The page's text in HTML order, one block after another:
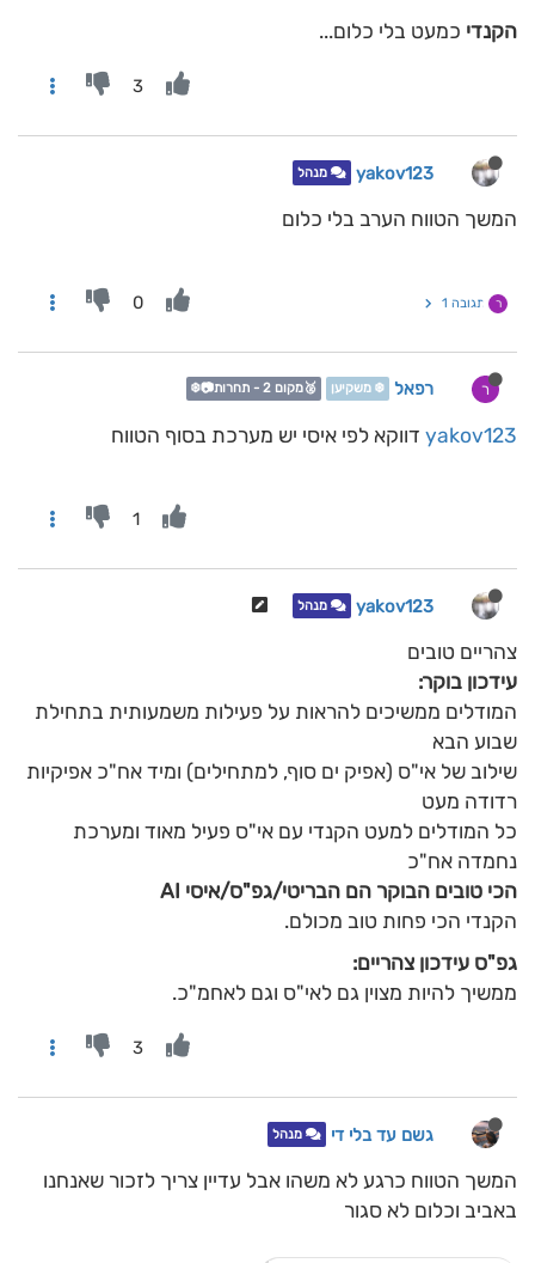
הקנדי כמעט בלי כלום...
3
yakov123 מנהל
המשך הטווח הערב בלי כלום
ר תגובה 1 0
ר רפאל ❄️ משקיען 🥈מקום 2 - תחרות📷❄️
yakov123 דווקא לפי איסי יש מערכת בסוף הטווח
1
yakov123 מנהל
צהריים טובים
עידכון בוקר:
המודלים ממשיכים להראות על פעילות משמעותית בתחילת
שבוע הבא
שילוב של אי"ס (אפיק ים סוף, למתחילים) ומיד אח"כ אפיקיות
רדודה מעט
כל המודלים למעט הקנדי עם אי"ס פעיל מאוד ומערכת
נחמדה אח"כ
הכי טובים הבוקר הם הבריטי/גפ"ס/איסי AI
הקנדי הכי פחות טוב מכולם.
גפ"ס עידכון צהריים:
ממשיך להיות מצוין גם לאי"ס וגם לאחמ"כ.
3
גשם עד בלי די מנהל
המשך הטווח כרגע לא משהו אבל עדיין צריך לזכור שאנחנו
באביב וכלום לא סגור